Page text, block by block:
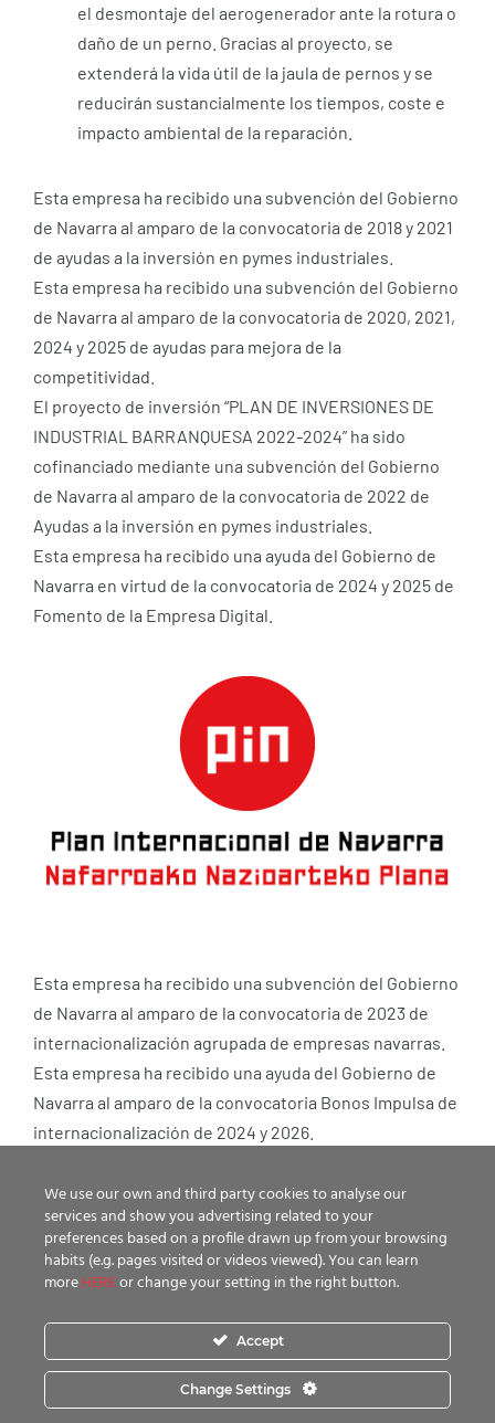
el desmontaje del aerogenerador ante la rotura o
daño de un perno. Gracias al proyecto, se
extenderá la vida útil de la jaula de pernos y se
reducirán sustancialmente los tiempos, coste e
impacto ambiental de la reparación.
Esta empresa ha recibido una subvención del Gobierno
de Navarra al amparo de la convocatoria de 2018 y 2021
de ayudas a la inversión en pymes industriales.
Esta empresa ha recibido una subvención del Gobierno
de Navarra al amparo de la convocatoria de 2020, 2021,
2024 y 2025 de ayudas para mejora de la
competitividad.
El proyecto de inversión “PLAN DE INVERSIONES DE
INDUSTRIAL BARRANQUESA 2022-2024” ha sido
cofinanciado mediante una subvención del Gobierno
de Navarra al amparo de la convocatoria de 2022 de
Ayudas a la inversión en pymes industriales.
Esta empresa ha recibido una ayuda del Gobierno de
Navarra en virtud de la convocatoria de 2024 y 2025 de
Fomento de la Empresa Digital.
Esta empresa ha recibido una subvención del Gobierno
de Navarra al amparo de la convocatoria de 2023 de
internacionalización agrupada de empresas navarras.
Esta empresa ha recibido una ayuda del Gobierno de
Navarra al amparo de la convocatoria Bonos Impulsa de
internacionalización de 2024 y 2026.
Navarra cofinanciada al 40% por el Fondo Europeo de
Desarrollo Regional a través del Programa Operativo
FEDER 2021-2027 de Navarra.
We use our own and third party cookies to analyse our
services and show you advertising related to your
preferences based on a profile drawn up from your browsing
habits (e.g. pages visited or videos viewed). You can learn
moreHEREor change your setting in the right button.
Accept
Change Settings